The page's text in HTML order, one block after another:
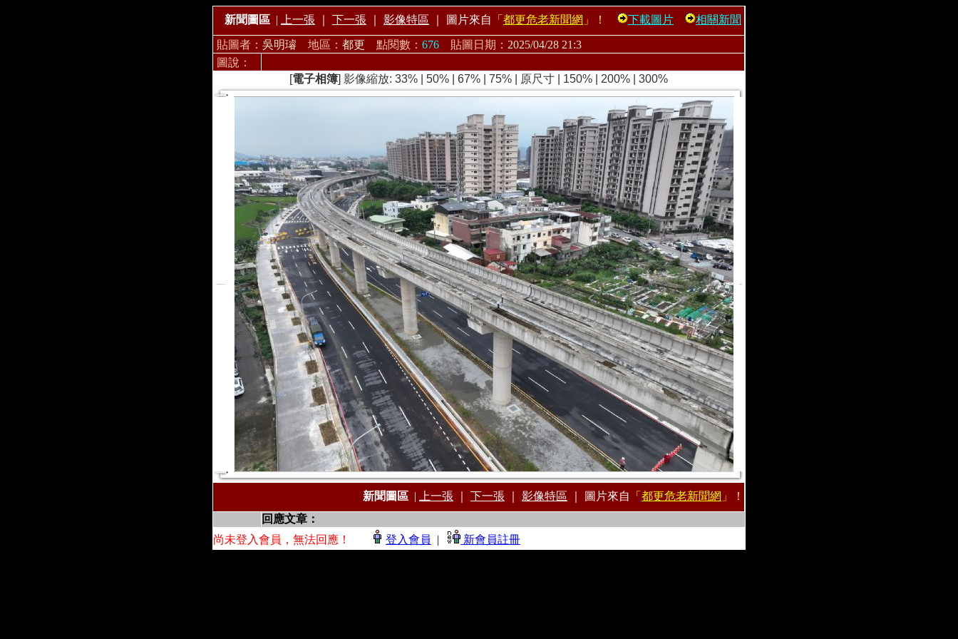
新聞圖區 | 上一張 下一張 影像特區 圖片來自 「 都更危老新聞網 」！ 下載圖片 相關新聞
貼圖者： 吳明璿 地區： 都更 點閱數： 676 貼圖日期： 2025/04/28 21:3
圖說：
[電子相簿] 影像縮放: 33% 50% 67% 75% 原尺寸 150% 200% 300%
新聞圖區 | 上一張 下一張 影像特區 圖片來自 「 都更危老新聞網 」！
回應文章：
尚未登入會員，無法回應！
登入會員 | 新會員註冊